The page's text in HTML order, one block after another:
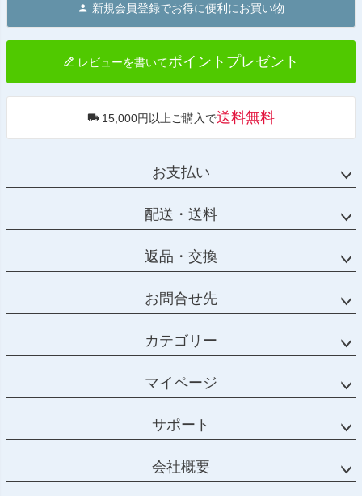
へ
新規会員登録でお得に便利にお買い物
レビューを書いてポイントプレゼント
15,000円以上ご購入で送料無料
お支払い
配送・送料
返品・交換
お問合せ先
カテゴリー
マイページ
サポート
会社概要